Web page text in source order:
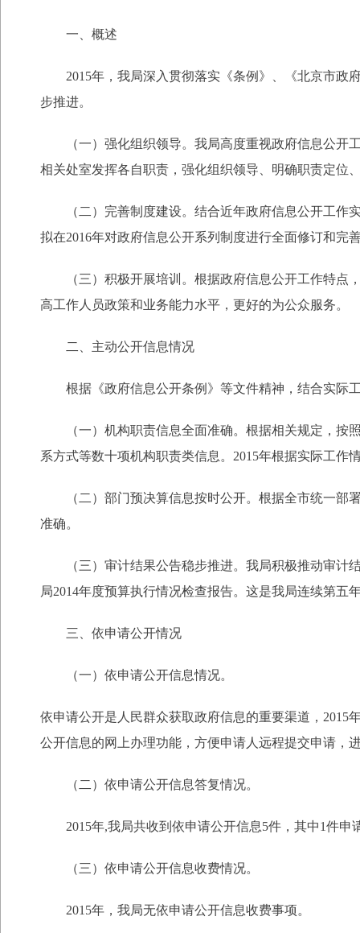
一、概述
2015年，我局深入贯彻落实《条例》、《北京市政
步推进。
（一）强化组织领导。我局高度重视政府信息公开工
相关处室发挥各自职责，强化组织领导、明确职责定位
（二）完善制度建设。结合近年政府信息公开工作实
拟在2016年对政府信息公开系列制度进行全面修订和完
（三）积极开展培训。根据政府信息公开工作特点，
高工作人员政策和业务能力水平，更好的为公众服务。
二、主动公开信息情况
根据《政府信息公开条例》等文件精神，结合实际
（一）机构职责信息全面准确。根据相关规定，按照
系方式等数十项机构职责类信息。2015年根据实际工
（二）部门预决算信息按时公开。根据全市统一部署
准确。
（三）审计结果公告稳步推进。我局积极推动审计结
局2014年度预算执行情况检查报告。这是我局连续第五
三、依申请公开情况
（一）依申请公开信息情况。
依申请公开是人民群众获取政府信息的重要渠道，
公开信息的网上办理功能，方便申请人远程提交申请，
（二）依申请公开信息答复情况。
2015年,我局共收到依申请公开信息5件，其中1件申
（三）依申请公开信息收费情况。
2015年，我局无依申请公开信息收费事项。